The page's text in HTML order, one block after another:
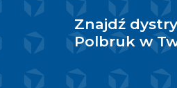
Znajdź
Polbruk w